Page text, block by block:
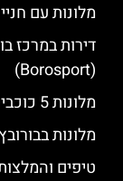
מלונות עם
דירות במרכז
(Borosport)
מלונות 5 כוכבים בבורובץ
מלונות
טיפים